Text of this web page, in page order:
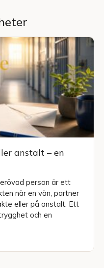
anstalt – en
person är ett
när en vän, partner
eller på anstalt. Ett
och en